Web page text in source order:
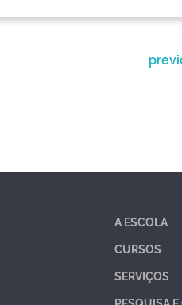
A ESCOLA
CURSOS
SERVIÇOS